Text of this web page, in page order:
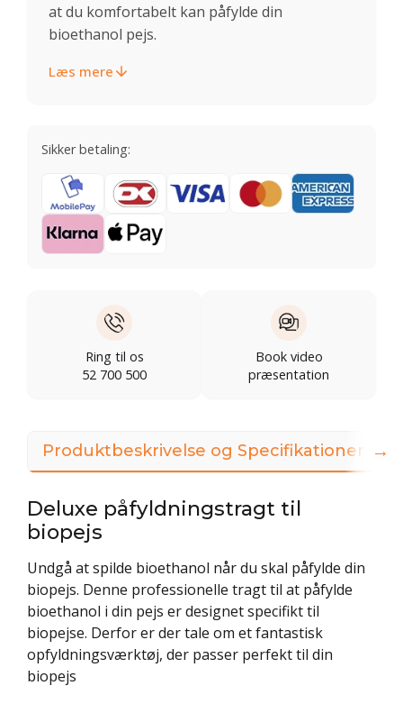
at du komfortabelt kan påfylde din
bioethanol pejs.
Læs mere
Sikker betaling:
Ring til os
52 700 500
Book video
præsentation
Produktbeskrivelse og Specifikationer
Deluxe påfyldningstragt til
biopejs
Undgå at spilde bioethanol når du skal påfylde din
biopejs. Denne professionelle tragt til at påfylde
bioethanol i din pejs er designet specifikt til
biopejse. Derfor er der tale om et fantastisk
opfyldningsværktøj, der passer perfekt til din
biopejs
→